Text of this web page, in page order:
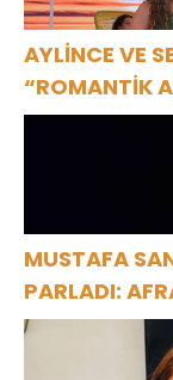
AYLİNCE VE
“ROMANTİK
MUSTAFA
PARLADI: